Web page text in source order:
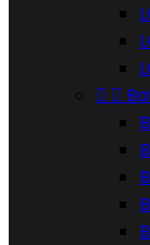
 